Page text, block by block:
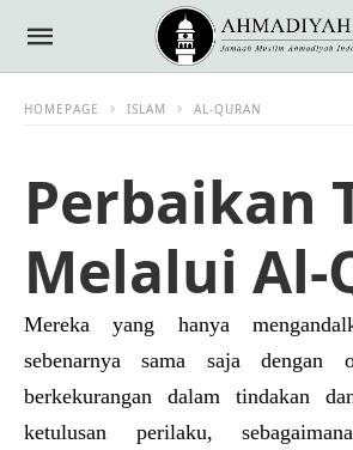
HOMEPAGE ISLAM AL-QURAN
Perbaikan
Melalui Al-
Mereka yang hanya
sebenarnya sama saja dengan
berkekurangan dalam tindakan
ketulusan perilaku,